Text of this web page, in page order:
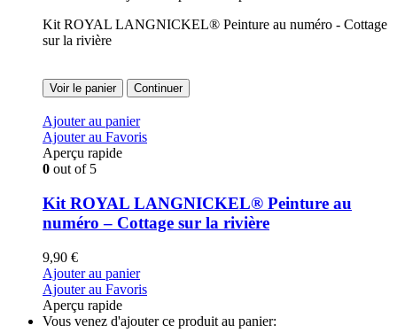
Kit ROYAL LANGNICKEL® Peinture au numéro - Cottage
sur la rivière
Voir le panier Continuer
Ajouter au panier
Ajouter au Favoris
Aperçu rapide
0 out of 5
Kit ROYAL LANGNICKEL® Peinture au
numéro – Cottage sur la rivière
9,90 €
Ajouter au panier
Ajouter au Favoris
Aperçu rapide
Vous venez d'ajouter ce produit au panier: